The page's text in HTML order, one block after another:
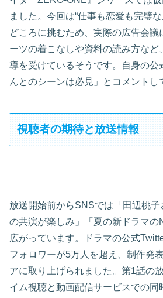
ました。今回は“仕事も恋愛も完璧
どころに挑むため、実際の広告会議
ーツの着こなしや資料の読み方など
導を受けているそうです。自身の公
んとのシーンは必見」とコメントし
視聴者の期待と放送情報
放送開始前からSNSでは「田辺桃
の共演が楽しみ」「夏の新ドラマの
広がっています。ドラマの公式
フォロワーが5万人を超え、制作発
アに取り上げられました。第1話の
イム視聴と動画配信サービスでの同